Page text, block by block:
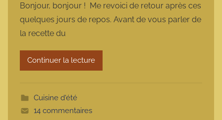
r
m
Bonjour, bonjour ! Me revoici de retour après ces
quelques jours de repos. Avant de vous parler de
la recette du
Continuer la lecture
Cuisine d'été
14 commentaires